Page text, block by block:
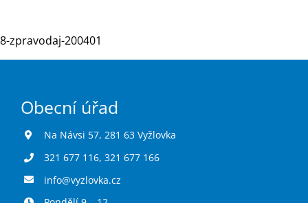
Hlášení závad
8-zpravodaj-200401
Obecní úřad
Na Návsi 57, 281 63 Vyžlovka
321 677 116, 321 677 166
info@vyzlovka.cz